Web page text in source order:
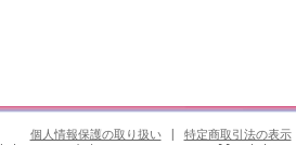
個人情報保護の取り扱い| 特定商取引法の表示